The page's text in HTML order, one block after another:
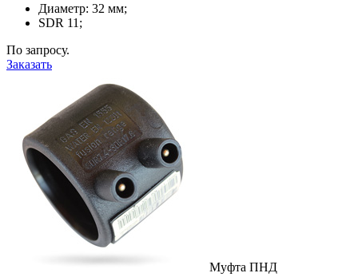
Диаметр: 32 мм;
SDR 11;
По запросу.
Заказать
Муфта ПНД